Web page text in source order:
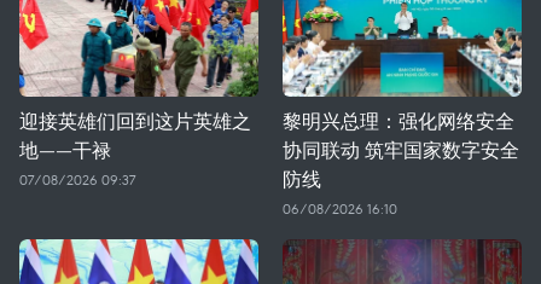
迎接英雄们回到这片英雄之
地——干禄
07/08/2026 09:37
黎明兴总理：强化网络安全
协同联动 筑牢国家数字安全
防线
06/08/2026 16:10